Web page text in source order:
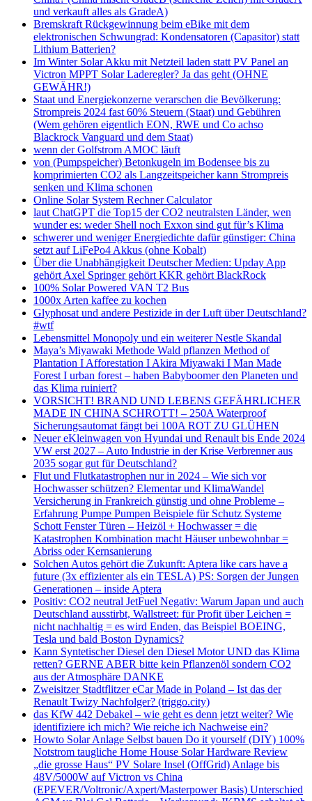
und verkauft alles als GradeA)
Bremskraft Rückgewinnung beim eBike mit dem
elektronischen Schwungrad: Kondensatoren (Capasitor) statt
Lithium Batterien?
Im Winter Solar Akku mit Netzteil laden statt PV Panel an
Victron MPPT Solar Laderegler? Ja das geht (OHNE
GEWÄHR!)
Staat und Energiekonzerne verarschen die Bevölkerung:
Strompreis 2024 fast 60% Steuern (Staat) und Gebühren
(Wem gehören eigentlich EON, RWE und Co achso
Blackrock Vanguard und dem Staat)
wenn der Golfstrom AMOC läuft
von (Pumpspeicher) Betonkugeln im Bodensee bis zu
komprimierten CO2 als Langzeitspeicher kann Strompreis
senken und Klima schonen
Online Solar System Rechner Calculator
laut ChatGPT die Top15 der CO2 neutralsten Länder, wen
wunder es: weder Shell noch Exxon sind gut für’s Klima
schwerer und weniger Energiedichte dafür günstiger: China
setzt auf LiFePo4 Akkus (ohne Kobalt)
Über die Unabhängigkeit Deutscher Medien: Upday App
gehört Axel Springer gehört KKR gehört BlackRock
100% Solar Powered VAN T2 Bus
1000x Arten kaffee zu kochen
Glyphosat und andere Pestizide in der Luft über Deutschland?
#wtf
Lebensmittel Monopoly und ein weiterer Nestle Skandal
Maya’s Miyawaki Methode Wald pflanzen Method of
Plantation I Afforestation I Akira Miyawaki I Man Made
Forest I urban forest – haben Babyboomer den Planeten und
das Klima ruiniert?
VORSICHT! BRAND UND LEBENS GEFÄHRLICHER
MADE IN CHINA SCHROTT! – 250A Waterproof
Sicherungsautomat fängt bei 100A ROT ZU GLÜHEN
Neuer eKleinwagen von Hyundai und Renault bis Ende 2024
VW erst 2027 – Auto Industrie in der Krise Verbrenner aus
2035 sogar gut für Deutschland?
Flut und Flutkatastrophen nur in 2024 – Wie sich vor
Hochwasser schützen? Elementar und KlimaWandel
Versicherung in Frankreich günstig und ohne Probleme –
Erfahrung Pumpe Pumpen Beispiele für Schutz Systeme
Schott Fenster Türen – Heizöl + Hochwasser = die
Katastrophen Kombination macht Häuser unbewohnbar =
Abriss oder Kernsanierung
Solchen Autos gehört die Zukunft: Aptera like cars have a
future (3x effizienter als ein TESLA) PS: Sorgen der Jungen
Generationen – inside Aptera
Positiv: CO2 neutral JetFuel Negativ: Warum Japan und auch
Deutschland ausstirbt, Wallstreet: für Profit über Leichen =
nicht nachhaltig = es wird Enden, das Beispiel BOEING,
Tesla und bald Boston Dynamics?
Kann Syntetischer Diesel den Diesel Motor UND das Klima
retten? GERNE ABER bitte kein Pflanzenöl sondern CO2
aus der Atmosphäre DANKE
Zweisitzer Stadtflitzer eCar Made in Poland – Ist das der
Renault Twizy Nachfolger? (triggo.city)
das KfW 442 Debakel – wie geht es denn jetzt weiter? Wie
identifiziere ich mich? Wie reiche ich Nachweise ein?
Howto Solar Anlage Selbst bauen Do it yourself (DIY) 100%
Notstrom taugliche Home House Solar Hardware Review
„die grosse Haus“ PV Solare Insel (OffGrid) Anlage bis
48V/5000W auf Victron vs China
(EPEVER/Voltronic/Axpert/Masterpower Basis) Unterschied